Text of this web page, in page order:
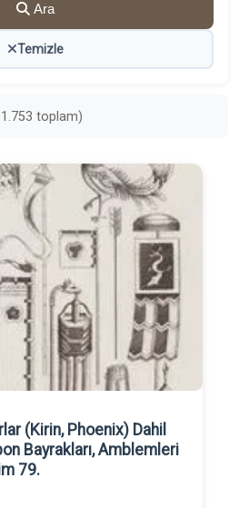
Ara
Temizle
toplam)
(Kirin, Phoenix) Dahil
Bayrakları, Amblemleri
79.